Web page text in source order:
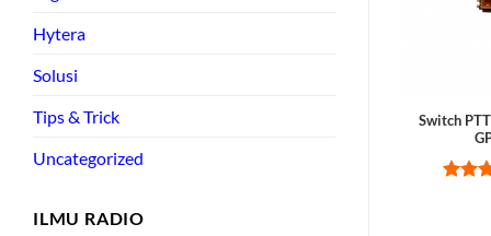
Hytera
Solusi
Tips & Trick
Uncategorized
ILMU RADIO
Switch